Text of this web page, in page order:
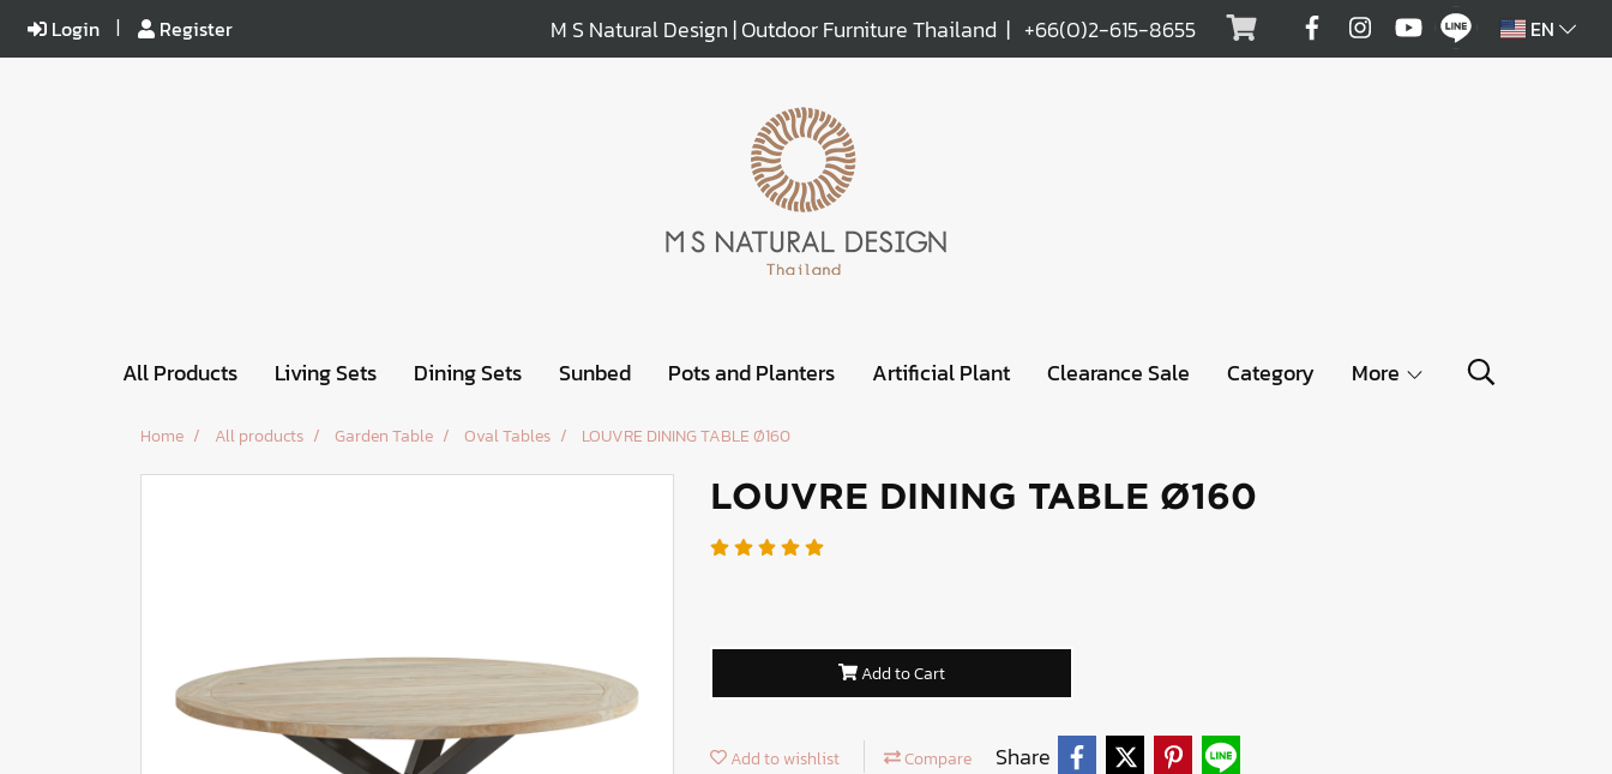
Login Register M S Natural Design | Outdoor Furniture Thailand | +66(0)2-615-8655 EN
All Products Living Sets Dining Sets Sunbed Pots and Planters Artificial Plant Clearance Sale Category More
Home All products Garden Table Oval Tables LOUVRE DINING TABLE Ø160
LOUVRE DINING TABLE Ø160
Add to Cart
Add to wishlist Compare Share